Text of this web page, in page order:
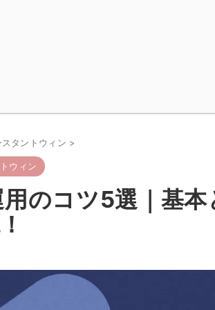
タントウィン >
ウィン
のコツ5選｜基本